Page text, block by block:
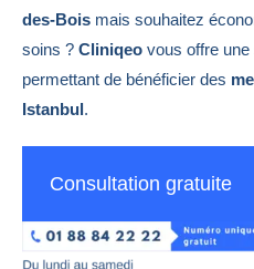
des-Bois mais souhaitez
soins ? Cliniqeo vous offre
permettant de bénéficier des
Istanbul.
Consultation gratuite